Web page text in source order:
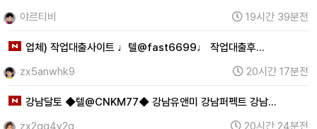
야르티비
19시간 39분전
업체) 작업대출사이트 ♩텔@fast6699♩ 작업대출후…
zx5anwhk9
20시간 17분전
강남달토 ◆텔@CNKM77◆ 강남유앤미 강남퍼펙트 강남…
zx2gg4y2q
20시간 24분전